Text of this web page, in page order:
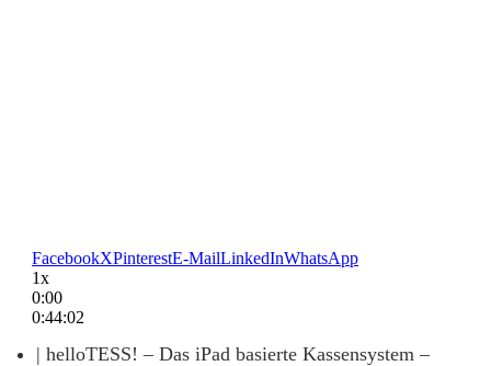
FacebookXPinterestE-MailLinkedInWhatsApp
1x
0:00
0:44:02
| helloTESS! – Das iPad basierte Kassensystem –